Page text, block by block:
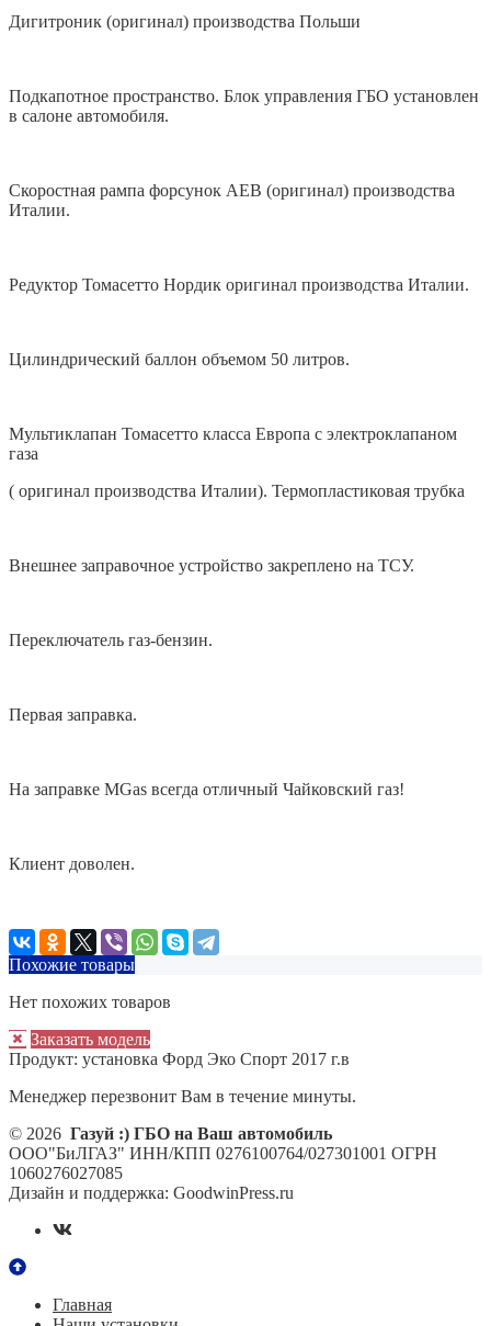
Дигитроник (оригинал) производства Польши
Подкапотное пространство. Блок управления ГБО установлен
в салоне автомобиля.
Скоростная рампа форсунок AEB (оригинал) производства
Италии.
Редуктор Томасетто Нордик оригинал производства Италии.
Цилиндрический баллон объемом 50 литров.
Мультиклапан Томасетто класса Европа с электроклапаном
газа
( оригинал производства Италии). Термопластиковая трубка
Внешнее заправочное устройство закреплено на ТСУ.
Переключатель газ-бензин.
Первая заправка.
На заправке MGas всегда отличный Чайковский газ!
Клиент доволен.
Похожие товары
Нет похожих товаров
Заказать модель
Продукт: установка Форд Эко Спорт 2017 г.в
Менеджер перезвонит Вам в течение минуты.
© 2026 Газуй :) ГБО на Ваш автомобиль
ООО"БиЛГАЗ" ИНН/КПП 0276100764/027301001 ОГРН
1060276027085
Дизайн и поддержка: GoodwinPress.ru
Главная